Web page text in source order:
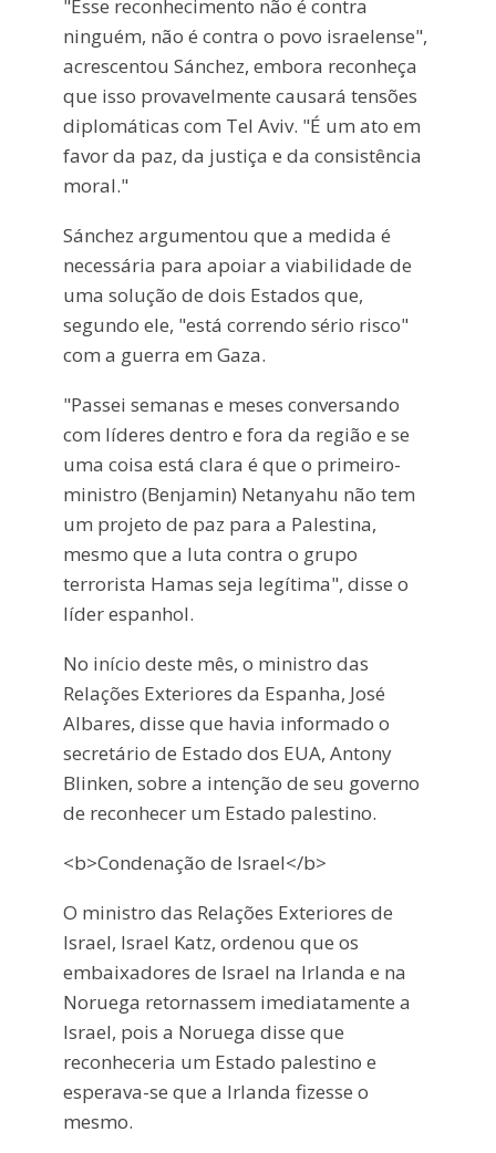
"Esse reconhecimento não é contra
ninguém, não é contra o povo israelense",
acrescentou Sánchez, embora reconheça
que isso provavelmente causará tensões
diplomáticas com Tel Aviv. "É um ato em
favor da paz, da justiça e da consistência
moral."
Sánchez argumentou que a medida é
necessária para apoiar a viabilidade de
uma solução de dois Estados que,
segundo ele, "está correndo sério risco"
com a guerra em Gaza.
"Passei semanas e meses conversando
com líderes dentro e fora da região e se
uma coisa está clara é que o primeiro-
ministro (Benjamin) Netanyahu não tem
um projeto de paz para a Palestina,
mesmo que a luta contra o grupo
terrorista Hamas seja legítima", disse o
líder espanhol.
No início deste mês, o ministro das
Relações Exteriores da Espanha, José
Albares, disse que havia informado o
secretário de Estado dos EUA, Antony
Blinken, sobre a intenção de seu governo
de reconhecer um Estado palestino.
<b>Condenação de Israel</b>
O ministro das Relações Exteriores de
Israel, Israel Katz, ordenou que os
embaixadores de Israel na Irlanda e na
Noruega retornassem imediatamente a
Israel, pois a Noruega disse que
reconheceria um Estado palestino e
esperava-se que a Irlanda fizesse o
mesmo.